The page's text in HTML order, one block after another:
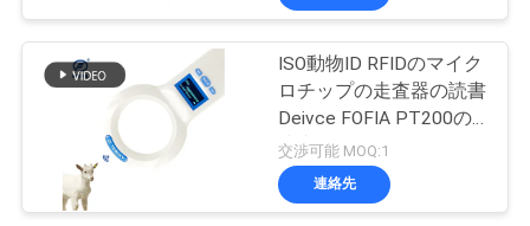
ISO動物ID RFIDのマイク
ロチップの走査器の読書
Deivce FOFIA PT200の
読者ID64
交渉可能 MOQ:1
連絡先